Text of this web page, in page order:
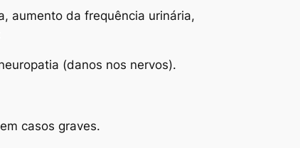
aumento da frequência urinária,
(danos nos nervos).
casos graves.